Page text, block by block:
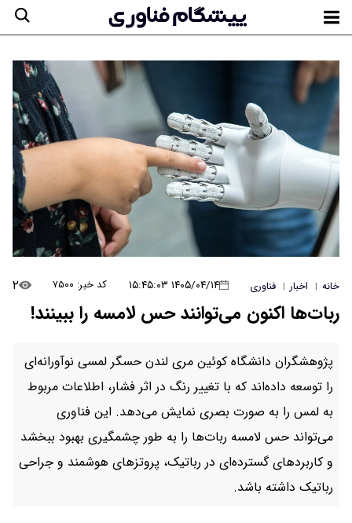
خانه | اخبار | فناوری ۱۴۰۵/۰۴/۱۴ ۱۵:۴۵:۰۳ کد خبر: ۷۵۰۰ ۲
ربات‌ها اکنون می‌توانند حس لامسه را ببینند!
پژوهشگران دانشگاه کوئین مری لندن حسگر لمسی نوآورانه‌ای
را توسعه داده‌اند که با تغییر رنگ در اثر فشار، اطلاعات مربوط
به لمس را به ‌صورت بصری نمایش می‌دهد. این فناوری
می‌تواند حس لامسه ربات‌ها را به ‌طور چشمگیری بهبود ببخشد
و کاربردهای گسترده‌ای در رباتیک، پروتزهای هوشمند و جراحی
رباتیک داشته باشد.